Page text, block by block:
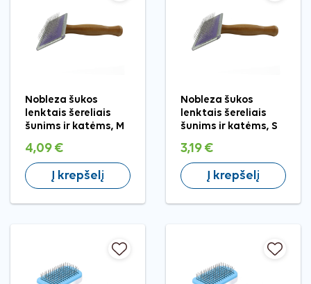
Nobleza šukos
lenktais šereliais
šunims ir katėms, M
4,09 €
Į krepšelį
Nobleza šukos
lenktais šereliais
šunims ir katėms, S
3,19 €
Į krepšelį